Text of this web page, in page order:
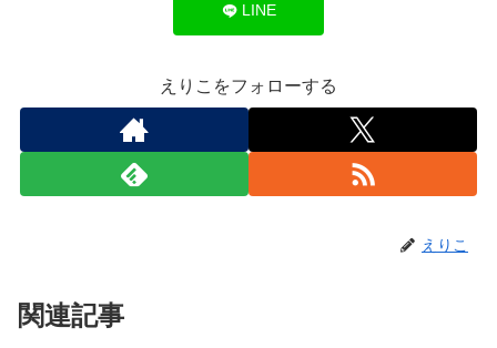
LINE
えりこをフォローする
えりこ
関連記事